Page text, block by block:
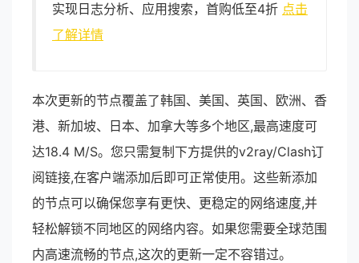
实现日志分析、应用搜索，首购低至4折 点击
了解详情
本次更新的节点覆盖了韩国、美国、英国、欧洲、香
港、新加坡、日本、加拿大等多个地区,最高速度可
达18.4 M/S。您只需复制下方提供的v2ray/Clash订
阅链接,在客户端添加后即可正常使用。这些新添加
的节点可以确保您享有更快、更稳定的网络速度,并
轻松解锁不同地区的网络内容。如果您需要全球范围
内高速流畅的节点,这次的更新一定不容错过。